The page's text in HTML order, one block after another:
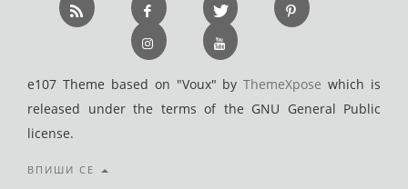
e107 Theme based on "Voux" byThemeXpose which is
released under the terms of the GNU General Public
license.
ВПИШИ СЕ